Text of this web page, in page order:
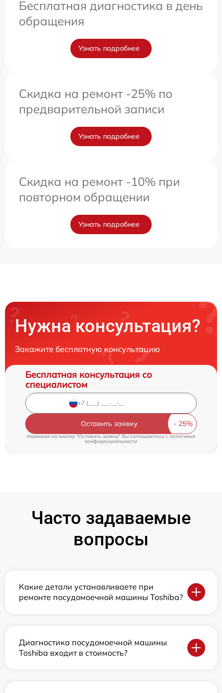
Бесплатная диагностика в день
обращения
Узнать подробнее
Скидка на ремонт -25% по
предварительной записи
Узнать подробнее
Скидка на ремонт -10% при
повторном обращении
Узнать подробнее
Нужна консультация?
Закажите бесплатную консультацию
Бесплатная консультация со
специалистом
Оставить заявку
Нажимая на кнопку "Оставить заявку" Вы соглашаетесь cполитикой
конфиденциальности
Часто задаваемые
вопросы
Какие детали устанавливаете при
ремонте посудомоечной машины Toshiba?
Диагностика посудомоечной машины
Toshiba входит в стоимость?